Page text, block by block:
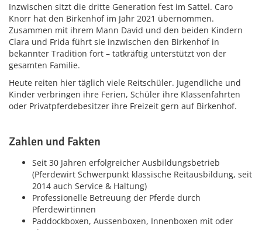
Inzwischen sitzt die dritte Generation fest im Sattel. Caro
Knorr hat den Birkenhof im Jahr 2021 übernommen.
Zusammen mit ihrem Mann David und den beiden Kindern
Clara und Frida führt sie inzwischen den Birkenhof in
bekannter Tradition fort – tatkräftig unterstützt von der
gesamten Familie.
Heute reiten hier täglich viele Reitschüler. Jugendliche und
Kinder verbringen ihre Ferien, Schüler ihre Klassenfahrten
oder Privatpferdebesitzer ihre Freizeit gern auf Birkenhof.
Zahlen und Fakten
Seit 30 Jahren erfolgreicher Ausbildungsbetrieb
(Pferdewirt Schwerpunkt klassische Reitausbildung, seit
2014 auch Service & Haltung)
Professionelle Betreuung der Pferde durch
Pferdewirtinnen
Paddockboxen, Aussenboxen, Innenboxen mit oder